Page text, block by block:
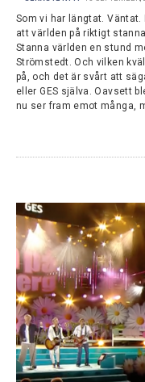
Som vi har längtat.
att världen på riktigt
Stanna världen en stund
Strömstedt. Och vilken
på, och det är svårt att
eller GES själva. Oavsett
nu ser fram emot många,